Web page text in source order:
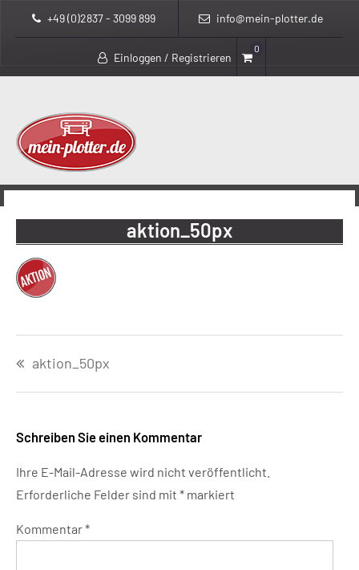
+49 (0)2837 - 3099 899 info@mein-plotter.de
Einloggen / Registrieren
0
>
aktion_50px
aktion_50px
Schreiben Sie einen Kommentar
Ihre E-Mail-Adresse wird nicht veröffentlicht.
Erforderliche Felder sind mit * markiert
Kommentar*